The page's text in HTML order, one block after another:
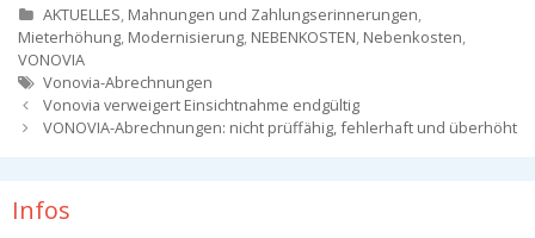
Kategorien
AKTUELLES, Mahnungen und Zahlungserinnerungen,
Mieterhöhung, Modernisierung, NEBENKOSTEN, Nebenkosten,
VONOVIA
Tags
Vonovia-Abrechnungen
Beitrags-
Navigation
Vonovia verweigert Einsichtnahme endgültig
VONOVIA-Abrechnungen: nicht prüffähig, fehlerhaft und überhöht
Infos